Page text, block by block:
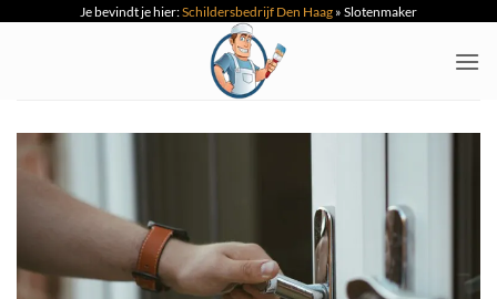
Je bevindt je hier:Schildersbedrijf Den Haag » Slotenmaker